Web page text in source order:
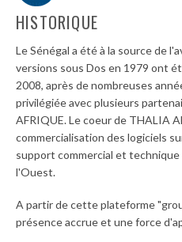
HISTORIQUE
Le Sénégal a été à la source de
versions sous Dos en 1979 ont
2008, après de nombreuses
privilégiée avec plusieurs
AFRIQUE. Le coeur de THALIA
commercialisation des logiciels
support commercial et
l'Ouest.
A partir de cette plateforme
présence accrue et une force